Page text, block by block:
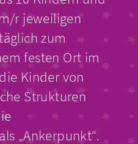
r jeweiligen
zum
festen Ort im
Kinder von
Strukturen
„Ankerpunkt“.